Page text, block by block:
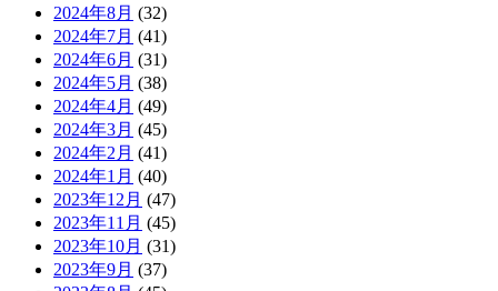
2024年8月 (32)
2024年7月 (41)
2024年6月 (31)
2024年5月 (38)
2024年4月 (49)
2024年3月 (45)
2024年2月 (41)
2024年1月 (40)
2023年12月 (47)
2023年11月 (45)
2023年10月 (31)
2023年9月 (37)